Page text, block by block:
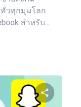
วทุกมุมโลก
สำหรับ...